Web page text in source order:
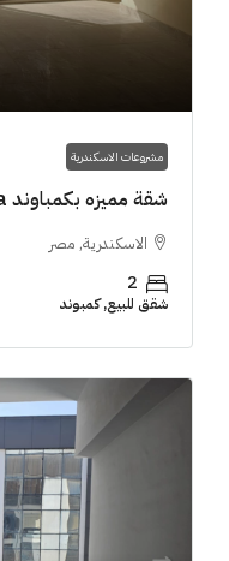
مشروعات الاسكندرية
شقة مميزه بكمباوند 129m Grand View smouha
الاسكندرية, مصر
2
شقق للبيع, كمبوند